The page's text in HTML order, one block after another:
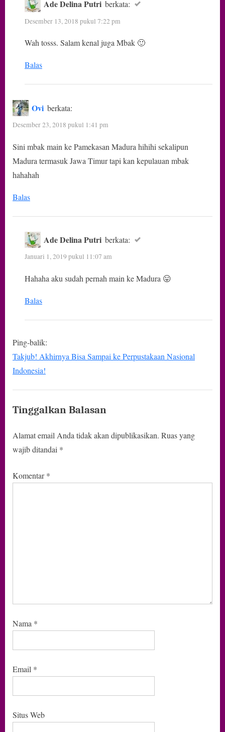
Ade Delina Putri berkata:
Desember 13, 2018 pukul 7:22 pm
Wah tosss. Salam kenal juga Mbak 🙂
Balas
Ovi berkata:
Desember 23, 2018 pukul 1:41 pm
Sini mbak main ke Pamekasan Madura hihihi sekalipun
Madura termasuk Jawa Timur tapi kan kepulauan mbak
hahahah
Balas
Ade Delina Putri berkata:
Januari 1, 2019 pukul 11:07 am
Hahaha aku sudah pernah main ke Madura 😛
Balas
Ping-balik:
Takjub! Akhirnya Bisa Sampai ke Perpustakaan Nasional
Indonesia!
Tinggalkan Balasan
Alamat email Anda tidak akan dipublikasikan. Ruas yang
wajib ditandai *
Komentar*
Nama *
Email *
Situs Web